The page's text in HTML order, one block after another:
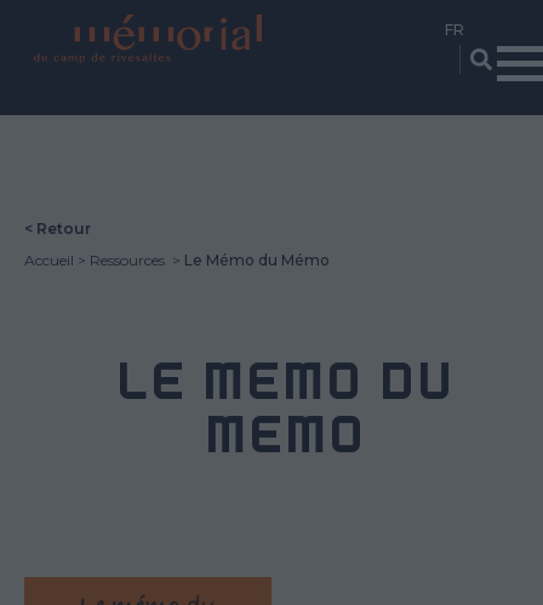
< Retour
Accueil
Ressources Le Mémo du Mémo
LE MÉMO DU
MÉMO